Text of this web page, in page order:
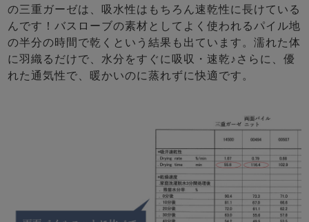
の三重ガーゼは、吸水性はもちろん速乾性に長けている
んです！バスローブの素材としてよく使われるパイル地
の半分の時間で乾くという結果も出ています。濡れた体
に羽織るだけで、水分をすぐに吸収・速乾♪さらに、優
れた通気性で、暖かいのに蒸れずに快適です。